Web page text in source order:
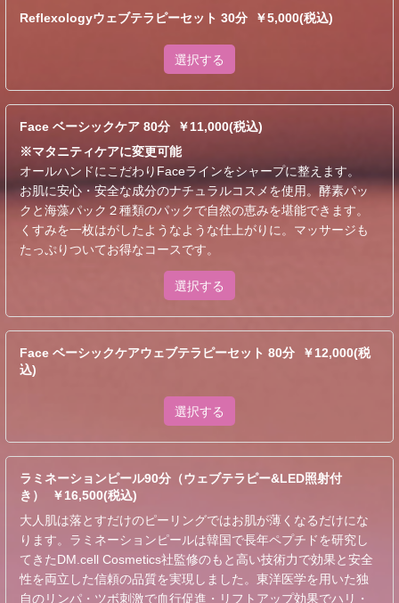
Reflexologyウェブテラピーセット 30分 ￥5,000(税込)
選択する
Face ベーシックケア 80分 ￥11,000(税込)
※マタニティケアに変更可能
オールハンドにこだわりFaceラインをシャープに整えます。
お肌に安心・安全な成分のナチュラルコスメを使用。酵素パッ
クと海藻パック２種類のパックで自然の恵みを堪能できます。
くすみを一枚はがしたようなような仕上がりに。マッサージも
たっぷりついてお得なコースです。
選択する
Face ベーシックケアウェブテラピーセット 80分 ￥12,000(税
込)
選択する
ラミネーションピール90分（ウェブテラピー&LED照射付
き） ￥16,500(税込)
大人肌は落とすだけのピーリングではお肌が薄くなるだけにな
ります。ラミネーションピールは韓国で長年ペプチドを研究し
てきたDM.cell Cosmetics社監修のもと高い技術力で効果と安全
性を両立した信頼の品質を実現しました。東洋医学を用いた独
自のリンパ・ツボ刺激で血行促進・リフトアップ効果でハリ・